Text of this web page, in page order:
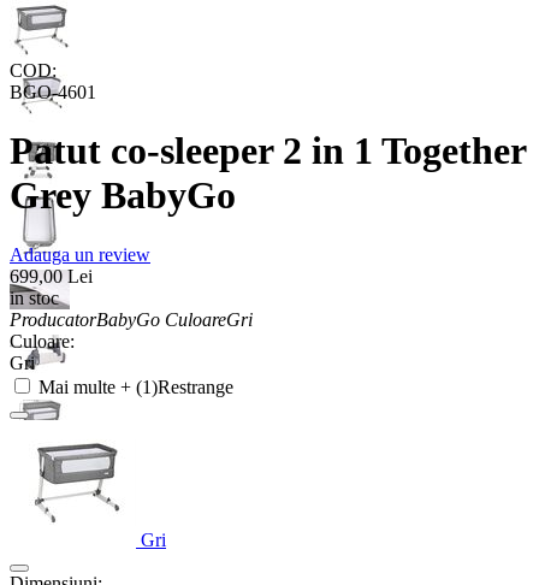
COD:
BGO-4601
Patut co-sleeper 2 in 1 Together
Grey BabyGo
Adauga un review
699,00 Lei
in stoc
ProducatorBabyGo CuloareGri
Culoare:
Gri
Mai multe + (1)Restrange
Gri